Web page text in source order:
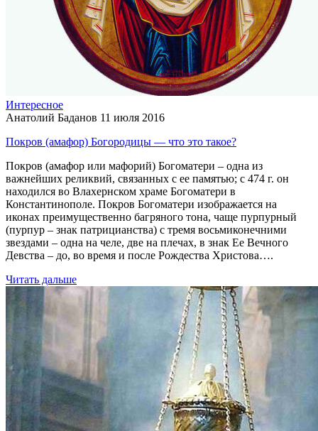
Интересное
Анатолий Баданов 11 июля 2016
Покров (амафор) Богородицы — что это такое?
Покров (амафор или мафорий) Богоматери – одна из
важнейших реликвий, связанных с ее памятью; с 474 г. он
находился во Влахернском храме Богоматери в
Константинополе. Покров Богоматери изображается на
иконах преимущественно багряного тона, чаще пурпурный
(пурпур – знак патрицианства) с тремя восьмиконечними
звездами – одна на челе, две на плечах, в знак Ее Вечного
Девства – до, во время и после Рождества Христова….
Читать дальше